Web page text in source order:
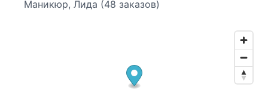
Маникюр, Лида (48 заказов)